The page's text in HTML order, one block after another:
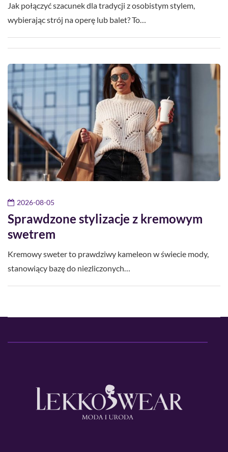
Jak połączyć szacunek dla tradycji z osobistym stylem,
wybierając strój na operę lub balet? To…
2026-08-05
Sprawdzone stylizacje z kremowym
swetrem
Kremowy sweter to prawdziwy kameleon w świecie mody,
stanowiący bazę do niezliczonych…